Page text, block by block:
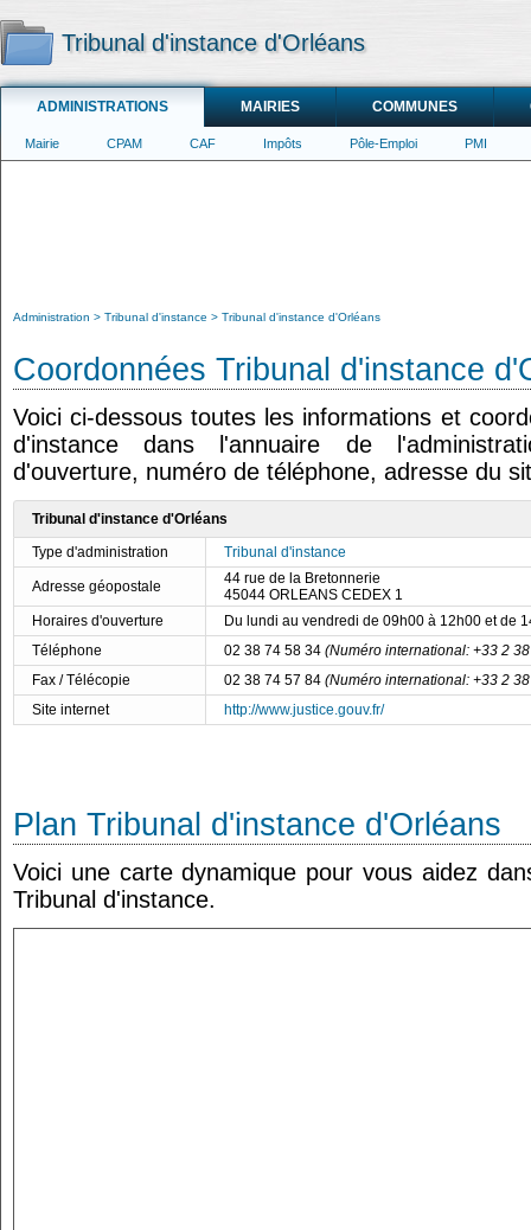
Tribunal d'instance d'Orléans
ADMINISTRATIONS MAIRIES COMMUNES
Mairie CPAM CAF Impôts Pôle-Emploi PMI
Administration Tribunal d'instance Tribunal d'instance d'Orléans
Coordonnées Tribunal d'instance
Voici ci-dessous toutes les informations et
d'instance dans l'annuaire de
d'ouverture, numéro de téléphone, adresse du
Tribunal d'instance d'Orléans
Type d'administration
Tribunal d'instance
Adresse géopostale
44 rue de la Bretonnerie
45044 ORLEANS CEDEX 1
Horaires d'ouverture
Du lundi au vendredi de 09h00 à 12h00 et de
Téléphone
02 38 74 58 34 (Numéro international: +33 2
Fax / Télécopie
02 38 74 57 84 (Numéro international: +33 2
Site internet
http://www.justice.gouv.fr/
Plan Tribunal d'instance d'Orléans
Voici une carte dynamique pour vous aidez
Tribunal d'instance.